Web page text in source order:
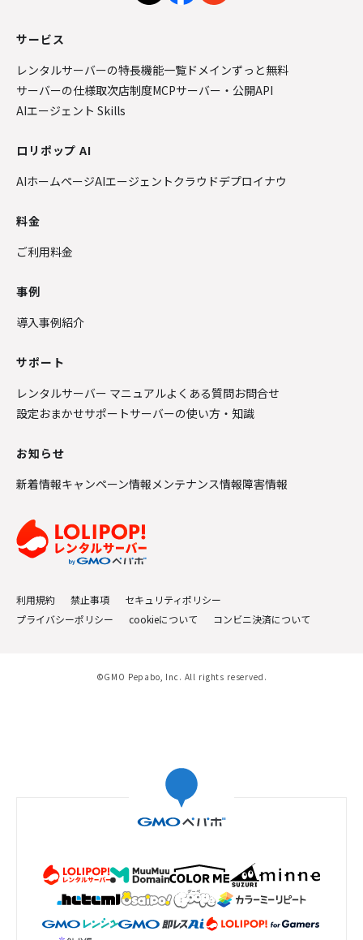
サービス
レンタルサーバーの特長機能一覧 ドメインずっと無料
サーバーの仕様取次店制度MCPサーバー・公開API
AIエージェント Skills
ロリポップ AI
AIホームページAIエージェントクラウドデプロイナウ
料金
ご利用料金
事例
導入事例紹介
サポート
レンタルサーバー マニュアルよくある質問お問合せ
設定おまかせサポートサーバーの使い方・知識
お知らせ
新着情報キャンペーン情報メンテナンス情報障害情報
利用規約 禁止事項
セキュリティポリシー
プライバシーポリシー
cookieについて コンビニ決済について
©GMO Pepabo, Inc. All rights reserved.